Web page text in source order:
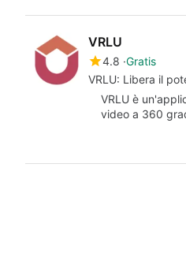
VRLU
4.8 Gratis
VRLU: Libera il
VRLU è
video a 360